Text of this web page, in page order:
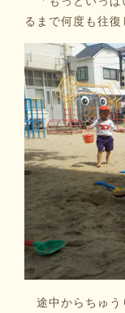
るまで何度も往復
途中からちゅう